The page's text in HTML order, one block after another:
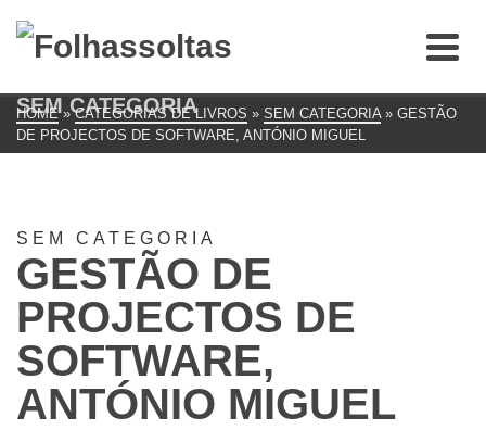
SEM CATEGORIA
HOME » CATEGORIAS DE LIVROS » SEM CATEGORIA » GESTÃO
DE PROJECTOS DE SOFTWARE, ANTÓNIO MIGUEL
SEM CATEGORIA
GESTÃO DE
PROJECTOS DE
SOFTWARE,
ANTÓNIO MIGUEL